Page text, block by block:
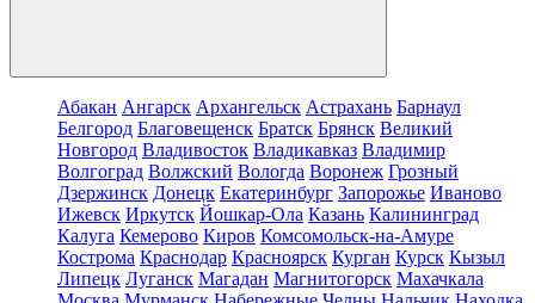
Абакан Ангарск Архангельск Астрахань Барнаул
Белгород Благовещенск Братск Брянск Великий
Новгород Владивосток Владикавказ Владимир
Волгоград Волжский Вологда Воронеж Грозный
Дзержинск Донецк Екатеринбург Запорожье Иваново
Ижевск Иркутск Йошкар-Ола Казань Калининград
Калуга Кемерово Киров Комсомольск-на-Амуре
Кострома Краснодар Красноярск Курган Курск Кызыл
Липецк Луганск Магадан Магнитогорск Махачкала